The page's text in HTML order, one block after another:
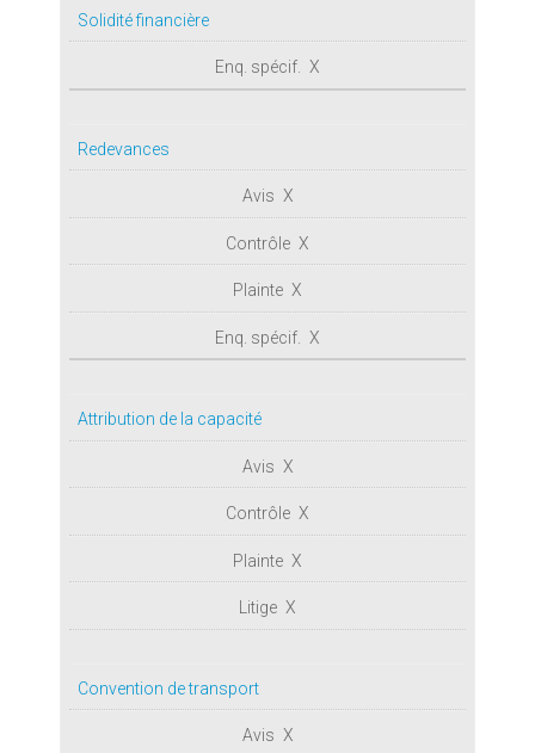
Solidité financière
X
Redevances
X
X
X
X
Attribution de la capacité
X
X
X
X
Convention de transport
X